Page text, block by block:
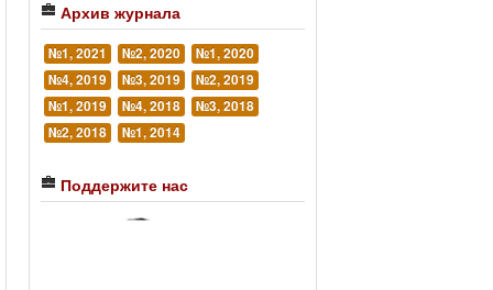
Архив журнала
№1, 2021 №2, 2020
№1, 2020
№4, 2019
№3, 2019
№2, 2019
№1, 2019
№4, 2018
№3, 2018
№2, 2018
№1, 2014
Поддержите нас